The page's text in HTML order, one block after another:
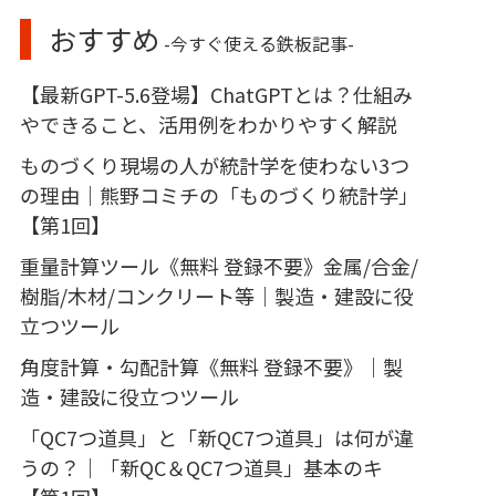
おすすめ -今すぐ使える鉄板記事-
【最新GPT-5.6登場】ChatGPTとは？仕組み
やできること、活用例をわかりやすく解説
ものづくり現場の人が統計学を使わない3つ
の理由｜熊野コミチの「ものづくり統計学」
【第1回】
重量計算ツール《無料 登録不要》金属/合金/
樹脂/木材/コンクリート等｜製造・建設に役
立つツール
角度計算・勾配計算《無料 登録不要》｜製
造・建設に役立つツール
「QC7つ道具」と「新QC7つ道具」は何が違
うの？｜「新QC＆QC7つ道具」基本のキ